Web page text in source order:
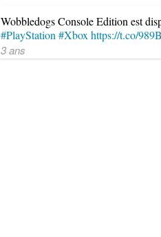
Wobbledogs Console Edition est
#PlayStation #Xbox https://t.co/
3 ans